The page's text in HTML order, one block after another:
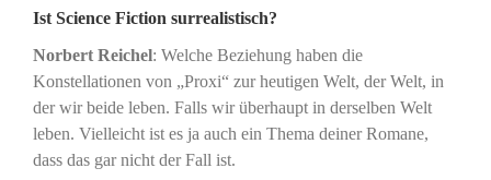
Ist Science Fiction surrealistisch?
Norbert Reichel: Welche Beziehung haben die
Konstellationen von „Proxi“ zur heutigen Welt, der Welt, in
der wir beide leben. Falls wir überhaupt in derselben Welt
leben. Vielleicht ist es ja auch ein Thema deiner Romane,
dass das gar nicht der Fall ist.